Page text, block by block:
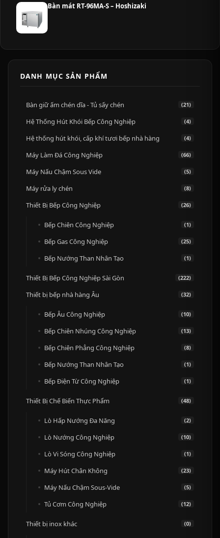
Bàn mát RT-96MA-S – Hoshizaki
DANH MỤC SẢN PHẨM
Bàn giữ ấm chén dĩa - Tủ sấy chén (21)
Hệ Thống Hút Khói Bếp Công Nghiệp (4)
Hệ thống hút khói, cấp khí tươi bếp nhà hàng (4)
Máy Làm Đá Công Nghiệp (66)
Máy Nấu Chậm Sous Vide (5)
Máy rửa ly chén (8)
Thiết Bị Bếp Công Nghiệp (26)
Bếp Chiên Công Nghiệp (1)
Bếp Gas Công Nghiệp (25)
Bếp Nướng Than Nhân Tạo (1)
Thiết Bị Bếp Công Nghiệp Sài Gòn (222)
Thiết bị bếp nhà hàng Âu (32)
Bếp Âu Công Nghiệp (10)
Bếp Chiên Nhúng Công Nghiệp (13)
Bếp Chiên Phẳng Công Nghiệp (8)
Bếp Nướng Than Nhân Tạo (1)
Bếp Điện Từ Công Nghiệp (1)
Thiết Bị Chế Biến Thực Phẩm (48)
Lò Hấp Nướng Đa Năng (2)
Lò Nướng Công Nghiệp (10)
Lò Vi Sóng Công Nghiệp (1)
Máy Hút Chân Không (23)
Máy Nấu Chậm Sous-Vide (5)
Tủ Cơm Công Nghiệp (12)
Thiết bị inox khác (0)